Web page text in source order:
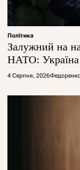
Політика
Залужний на
НАТО: Україна
4 Серпня, 2026